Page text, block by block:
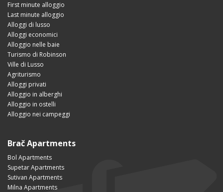
First minute alloggio
Last minute alloggio
Alloggi di lusso
Alloggi economici
Alloggio nelle baie
Turismo di Robinson
Ville di Lusso
Agriturismo
Alloggi privati
Alloggio in alberghi
Alloggio in ostelli
Alloggio nei campeggi
Brač Apartments
Bol Apartments
Supetar Apartments
Sutivan Apartments
Milna Apartments